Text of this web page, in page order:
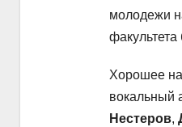
молодежи
Хорошее
вокальный
Нестеров,